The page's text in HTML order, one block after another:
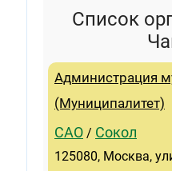
Список
Администрация
(Муниципалитет)
САО / Сокол
125080, Москва,